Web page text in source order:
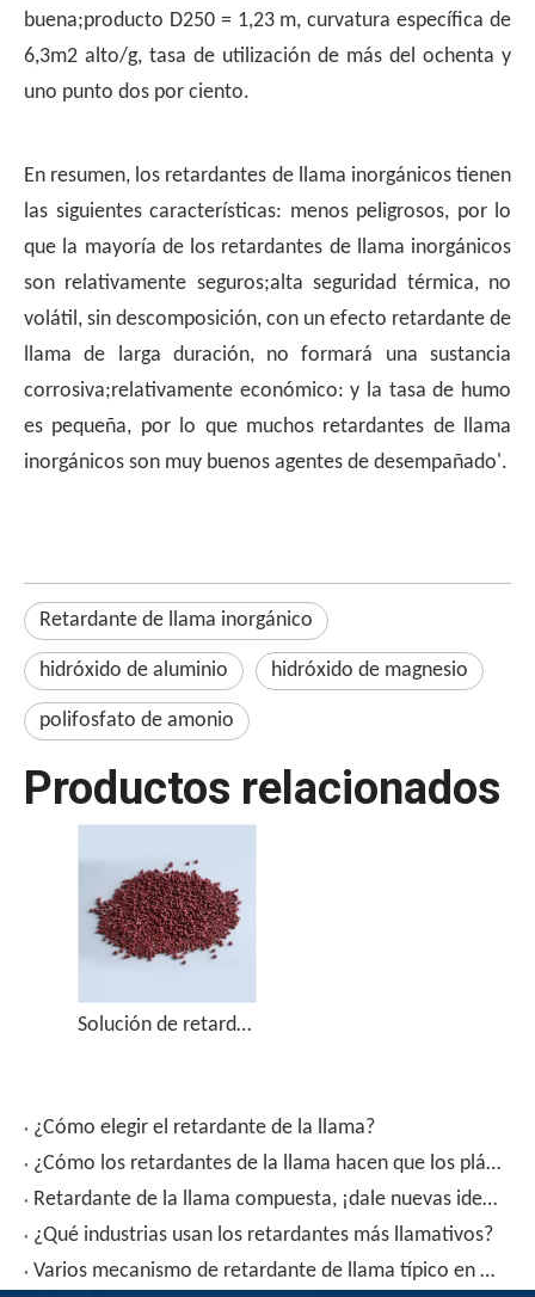
buena;producto D250 = 1,23 m, curvatura específica de
6,3m2 alto/g, tasa de utilización de más del ochenta y
uno punto dos por ciento.
En resumen, los retardantes de llama inorgánicos tienen
las siguientes características: menos peligrosos, por lo
que la mayoría de los retardantes de llama inorgánicos
son relativamente seguros;alta seguridad térmica, no
volátil, sin descomposición, con un efecto retardante de
llama de larga duración, no formará una sustancia
corrosiva;relativamente económico: y la tasa de humo
es pequeña, por lo que muchos retardantes de llama
inorgánicos son muy buenos agentes de desempañado'.
Retardante de llama inorgánico
hidróxido de aluminio hidróxido de magnesio
polifosfato de amonio
Productos relacionados
Solución de retardante de llama efectiva: concentración media de fósforo rojo lote Master FRP-8050
¿Cómo elegir el retardante de la llama?
¿Cómo los retardantes de la llama hacen que los plásticos no teman la llama abierta?
Retardante de la llama compuesta, ¡dale nuevas ideas de retardante de llama!
¿Qué industrias usan los retardantes más llamativos?
Varios mecanismo de retardante de llama típico en el retardante de la llama